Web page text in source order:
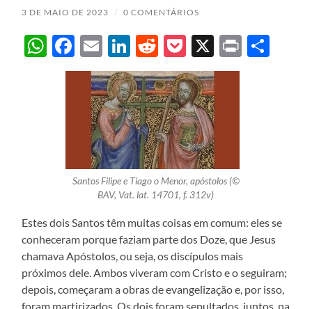
3 DE MAIO DE 2023 / 0 COMENTÁRIOS
WhatsApp
Facebook
EmailLinkedIn
Reddit
Pocket
X Print
Santos Filipe e Tiago o Menor, apóstolos (©
BAV, Vat. lat. 14701, f. 312v)
Estes dois Santos têm muitas coisas em comum: eles se
conheceram porque faziam parte dos Doze, que Jesus
chamava Apóstolos, ou seja, os discípulos mais
próximos dele. Ambos viveram com Cristo e o seguiram;
depois, começaram a obras de evangelização e, por isso,
foram martirizados. Os dois foram sepultados, juntos, na